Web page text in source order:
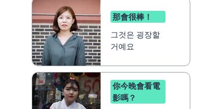
那會很棒！
그것은 굉장할
거예요
你今晚會看電
影嗎？